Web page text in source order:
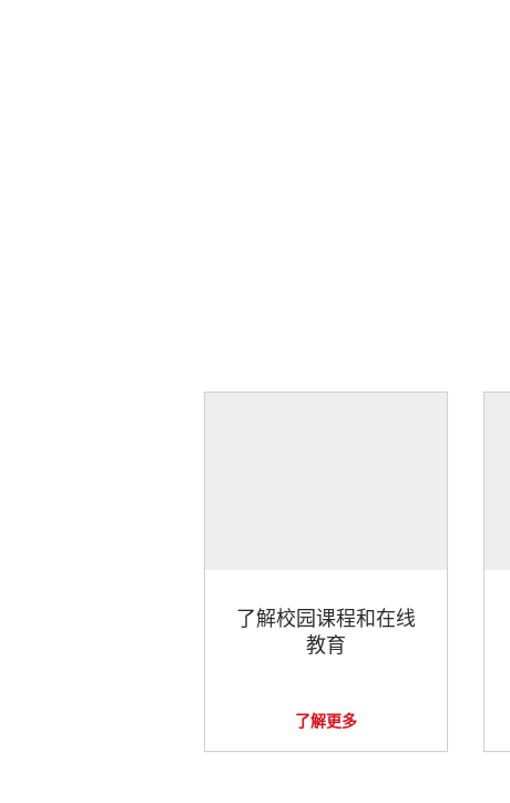
了解校园课程和在线
教育
了解更多